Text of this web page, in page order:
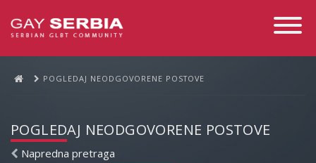
Toggle
POGLEDAJ NEODGOVORENE POSTOVE
POGLEDAJ NEODGOVORENE POSTOVE
Napredna pretraga